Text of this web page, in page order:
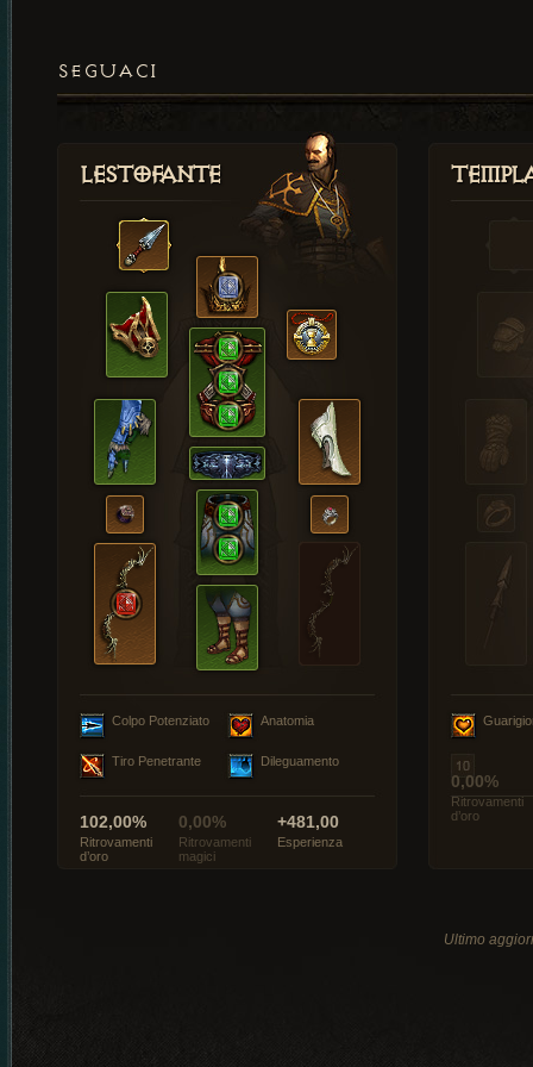
SEGUACI
Lestofante
Colpo Potenziato Anatomia
Tiro Penetrante Dileguamento
102,00%
Ritrovamenti
d’oro
0,00%
Ritrovamenti
magici
+481,00
Esperienza
0,00%
Ritrovamenti
d’oro
Ultimo